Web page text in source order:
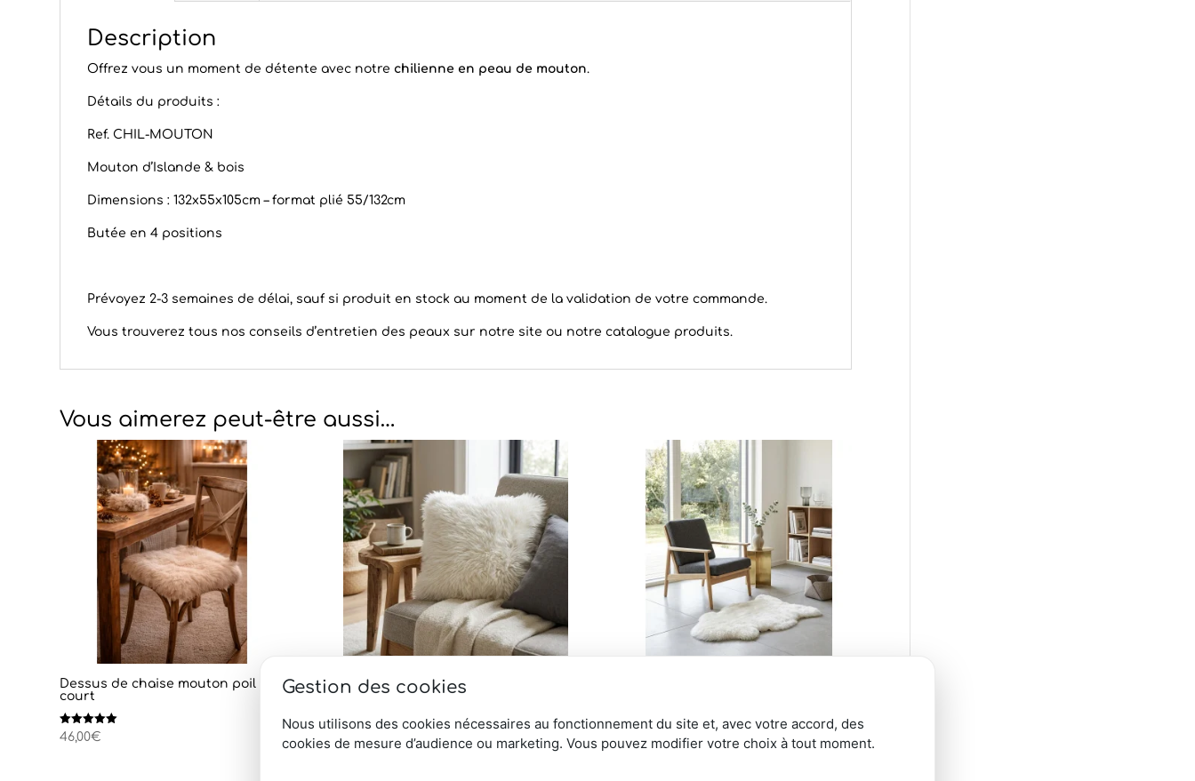
Description
Offrez vous un moment de détente avec notre chilienne en peau de mouton.
Détails du produits :
Ref. CHIL-MOUTON
Mouton d’Islande & bois
Dimensions : 132x55x105cm – format plié 55/132cm
Butée en 4 positions
Prévoyez 2-3 semaines de délai, sauf si produit en stock au moment de la validation de votre commande.
Vous trouverez tous nos conseils d’entretien des peaux sur notre site ou notre catalogue produits.
Vous aimerez peut-être aussi…
Dessus de chaise mouton poil
court
Note
5.00
46,00€
Coussin en peau de mouton
blanc Verbier
4.75
79,00 €
5.00
74,00 €
Gestion des cookies
Nous utilisons des cookies nécessaires au fonctionnement du site et, avec votre accord, des
cookies de mesure d’audience ou marketing. Vous pouvez modifier votre choix à tout moment.